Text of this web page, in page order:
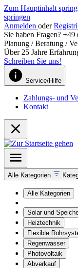
Zum Hauptinhalt
springen
Anmelden oder
Sie haben Fragen?
Planung / Beratung /
Über 25 Jahre
Schreiben Sie uns!
Service/Hilfe
Zahlungs- und
Kontakt
Alle Kategorien
Alle Kategorien
Solar und
Heiztechnik
Flexible
Regenwasser
Photovoltaik
Abverkauf